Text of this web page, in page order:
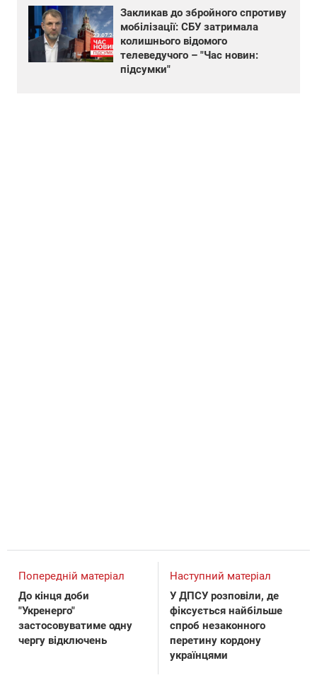
Закликав до збройного спротиву
мобілізації: СБУ затримала
колишнього відомого
телеведучого – "Час новин:
підсумки"
Попередній матеріал
До кінця доби
"Укренерго"
застосовуватиме одну
чергу відключень
Наступний матеріал
У ДПСУ розповіли, де
фіксується найбільше
спроб незаконного
перетину кордону
українцями